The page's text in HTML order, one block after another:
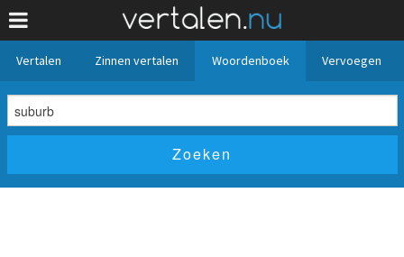
Vertalen Zinnen vertalen Woordenboek Vervoegen